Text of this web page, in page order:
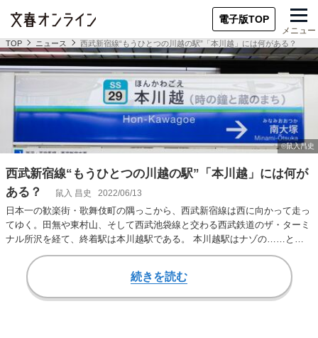
電子版TOP
メニュー
TOP ニュース 西武新宿線“もうひとつの川越の駅”「本川越」には何がある？
西武新宿線“もうひとつの川越の駅”「本川越」には何が
ある？
鼠入 昌史 2022/06/13
日本一の歓楽街・歌舞伎町の隅っこから、西武新宿線は西に向かって走っ
てゆく。田無や東村山、そして西武池袋線と交わる西武鉄道のザ・ターミ
ナル所沢を経て、終着駅は本川越駅である。 本川越駅はナゾの……とい
うほどのことはな…
続きを読む